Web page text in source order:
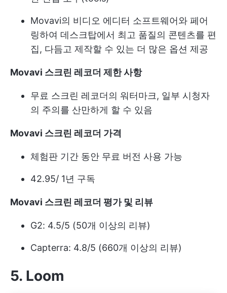
Movavi의 비디오 에디터 소프트웨어와 페어
링하여 데스크탑에서 최고 품질의 콘텐츠를 편
집, 다듬고 제작할 수 있는 더 많은 옵션 제공
Movavi 스크린 레코더 제한 사항
무료 스크린 레코더의 워터마크, 일부 시청자
의 주의를 산만하게 할 수 있음
Movavi 스크린 레코더 가격
체험판 기간 동안 무료 버전 사용 가능
42.95/ 1년 구독
Movavi 스크린 레코더 평가 및 리뷰
G2: 4.5/5 (50개 이상의 리뷰)
Capterra: 4.8/5 (660개 이상의 리뷰)
5. Loom